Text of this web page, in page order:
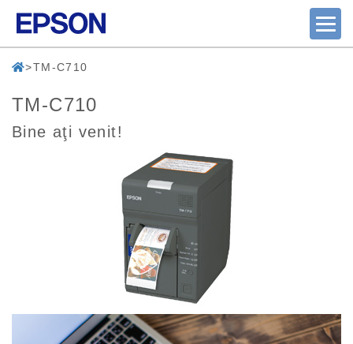
TM-C710
TM-C710
Bine aţi venit!